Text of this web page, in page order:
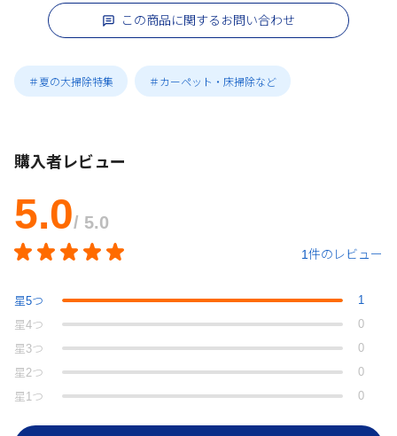
この商品に関するお問い合わせ
＃夏の大掃除特集 ＃カーペット・床掃除など
購入者レビュー
5.0/ 5.0
1件のレビュー
星5つ
1
星4つ
0
星 3つ
0
星 2つ
0
星 1つ 0